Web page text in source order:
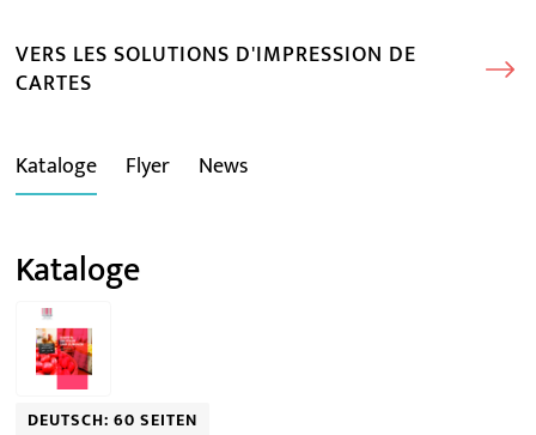
VERS LES SOLUTIONS D'IMPRESSION DE
CARTES
Kataloge Flyer News
Kataloge
DEUTSCH: 60 SEITEN